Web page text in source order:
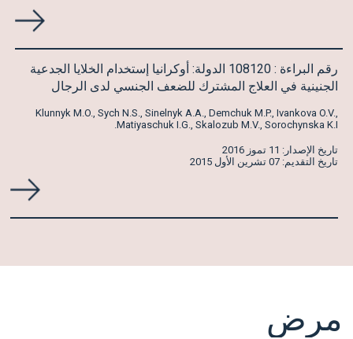
رقم البراءة : 108120 الدولة: أوكرانيا إستخدام الخلايا الجدعية
الجنينية في العلاج المشترك للضعف الجنسي لدى الرجال
Klunnyk M.O., Sych N.S., Sinelnyk A.A., Demchuk M.P., Ivankova O.V.,
Matiyaschuk I.G., Skalozub M.V., Sorochynska K.I.
تاريخ الإصدار: 11 تموز 2016
تاريخ التقديم: 07 تشرين الأول 2015
مرض